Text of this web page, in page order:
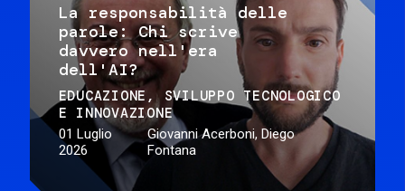
La responsabilità delle
parole: Chi scrive
davvero nell'era
dell'AI?
EDUCAZIONE
SVILUPPO TECNOLOGICO
E INNOVAZIONE
01 Luglio
2026
Giovanni Acerboni, Diego
Fontana